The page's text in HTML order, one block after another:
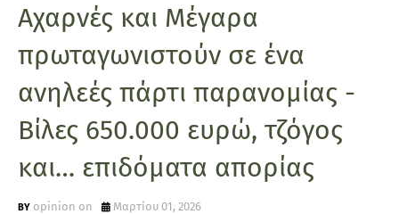
Αχαρνές και Μέγαρα
πρωταγωνιστούν σε ένα
ανηλεές πάρτι παρανομίας -
Βίλες 650.000 ευρώ, τζόγος
και… επιδόματα απορίας
opinion on Μαρτίου 01, 2026